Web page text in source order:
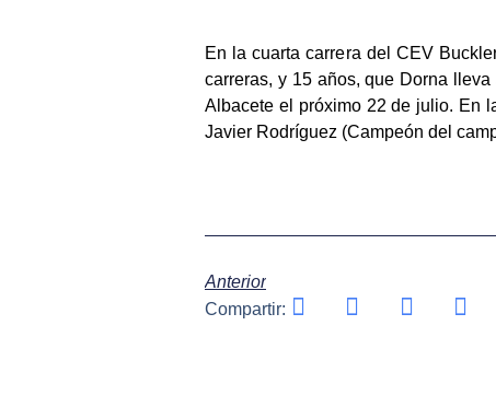
En la cuarta carrera del CEV
carreras, y 15 años, que Dorna
Albacete el próximo 22 de julio. En
Javier Rodríguez (Campeón del
Anterior
Compartir: